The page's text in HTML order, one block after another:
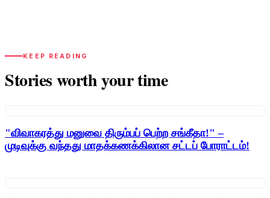
KEEP READING
Stories worth your time
"விவாகரத்து மனுவை திரும்பப் பெற்ற சங்கீதா!" –
முடிவுக்கு வந்தது மாதக்கணக்கிலான சட்டப் போராட்டம்!